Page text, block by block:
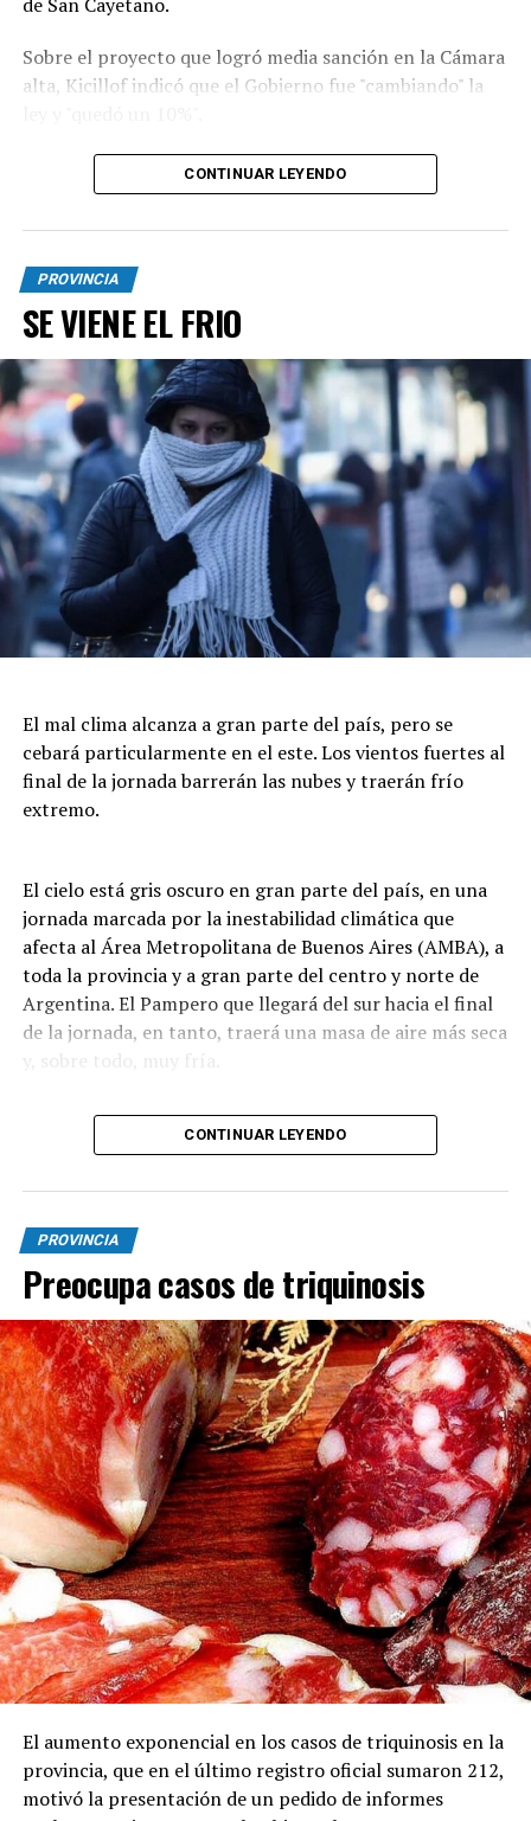
Sobre el proyecto que logró media sanción en la Cámara
alta, Kicillof indicó que el Gobierno fue "cambiando" la
"Es un Gobierno que no escucha y quiere anotarse
triunfos. Hay que defender la soberanía, no pueden
"No venimos a tener ningún protagonismo, es un día de
fe, la idea no es partidizar, vengo a acompañar a un
pueblo que está sufriendo”.
CONTINUAR LEYENDO
PROVINCIA
SE VIENE EL FRIO
El mal clima alcanza a gran parte del país, pero se
cebará particularmente en el este. Los vientos fuertes al
final de la jornada barrerán las nubes y traerán frío
extremo.
El cielo está gris oscuro en gran parte del país, en una
jornada marcada por la inestabilidad climática que
afecta al Área Metropolitana de Buenos Aires (AMBA), a
toda la provincia y a gran parte del centro y norte de
Argentina. El Pampero que llegará del sur hacia el final
de la jornada, en tanto, traerá una masa de aire más seca
y, sobre todo, muy fría.
El Servicio Meteorológico Nacional (SMN) emitió este
que alcanzan a once provincias por tormentas de
variada intensidad, acompañadas por un aviso por
fuertes vientos en 16 jurisdicciones.
Tras las primeras lluvias registradas durante la mañana
en el territorio bonaerense y la Capital Federal, el
organismo técnico anticipa un paulatino
desmejoramiento hacia el mediodía y la tarde.
CONTINUAR LEYENDO
PROVINCIA
Preocupa casos de triquinosis
El aumento exponencial en los casos de triquinosis en la
provincia, que en el último registro oficial sumaron 212,
motivó la presentación de un pedido de informes